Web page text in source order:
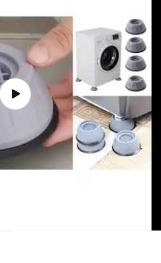
Redați
videoclipul